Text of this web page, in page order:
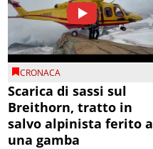
CRONACA
Scarica di sassi sul
Breithorn, tratto in
salvo alpinista ferito a
una gamba